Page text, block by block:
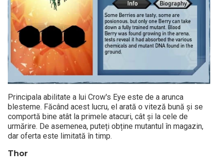
Principala abilitate a lui Crow's Eye este de a arunca
blesteme. Făcând acest lucru, el arată o viteză bună și se
comportă bine atât la primele atacuri, cât și la cele de
urmărire. De asemenea, puteți obține mutantul în magazin,
dar oferta este limitată în timp.
Thor